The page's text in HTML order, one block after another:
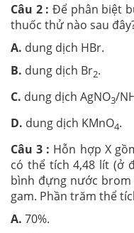
Câu 2 : Để phân biệt
thuốc thử nào sau
A. dung dịch HBr.
B. dung dịch Br2.
C. dung dịch AgNO3/
D. dung dịch KMnO4.
Câu 3 : Hỗn hợp X
có thể tích 4,48 lít (ở
bình đựng nước
gam. Phần trăm thể
A. 70%.